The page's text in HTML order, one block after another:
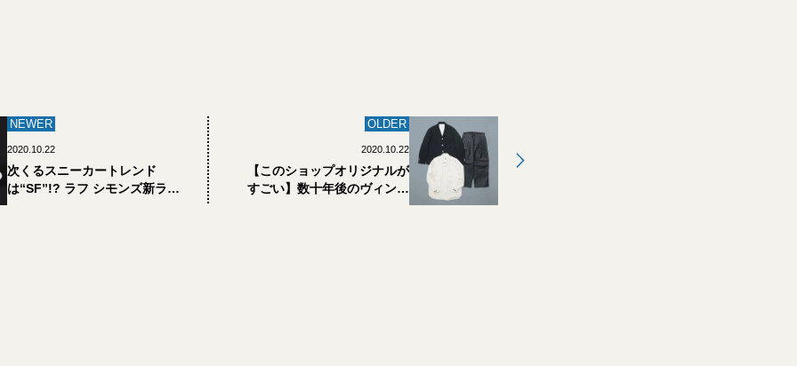
NEWER
2020.10.22
次くるスニーカートレンド
は“SF”!? ラフ シモンズ新ライ
OLDER
2020.10.22
【このショップオリジナルが
すごい】数十年後のヴィンテ